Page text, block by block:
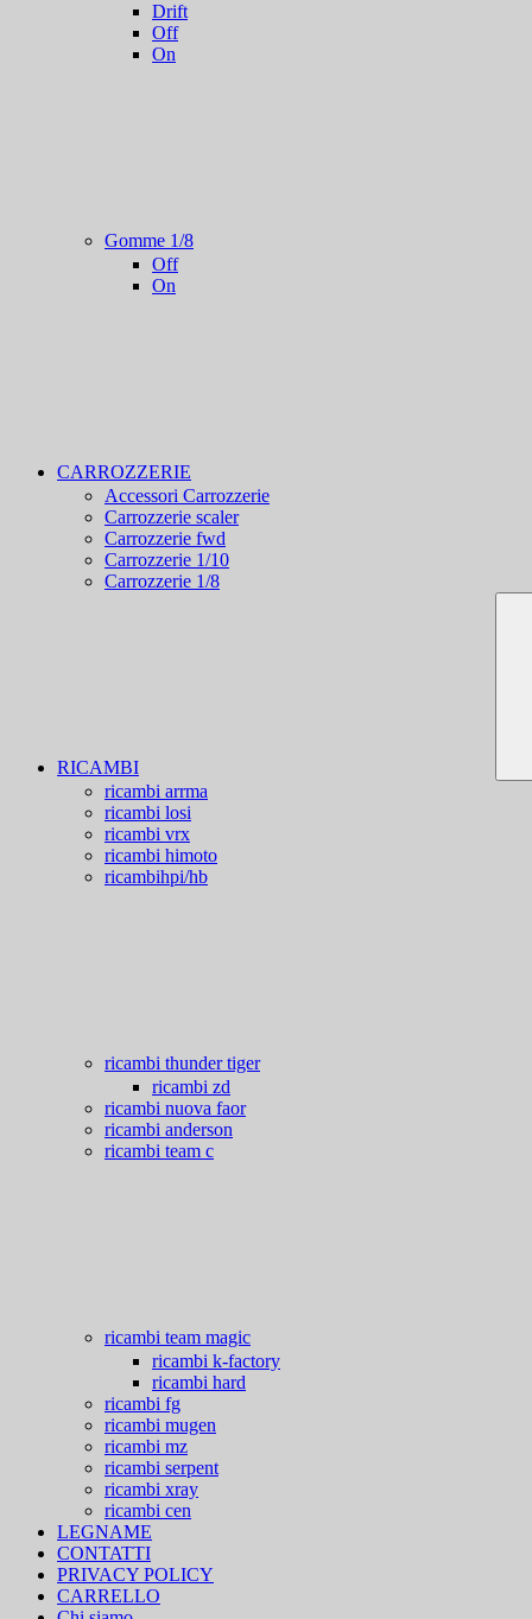
Drift
Off
On
Gomme 1/8
Off
On
CARROZZERIE
Accessori Carrozzerie
Carrozzerie scaler
Carrozzerie fwd
Carrozzerie 1/10
Carrozzerie 1/8
RICAMBI
ricambi arrma
ricambi losi
ricambi vrx
ricambi himoto
ricambihpi/hb
ricambi thunder tiger
ricambi zd
ricambi nuova faor
ricambi anderson
ricambi team c
ricambi team magic
ricambi k-factory
ricambi hard
ricambi fg
ricambi mugen
ricambi mz
ricambi serpent
ricambi xray
ricambi cen
LEGNAME
CONTATTI
PRIVACY POLICY
CARRELLO